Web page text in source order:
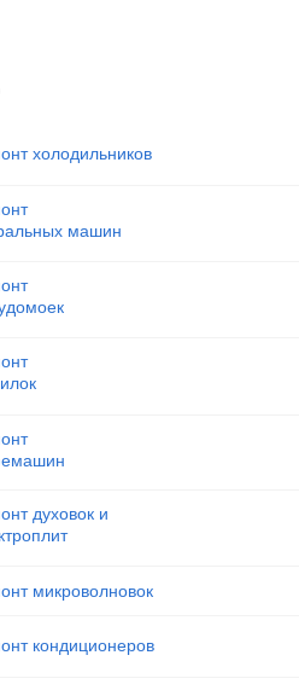
холодильников
машин
духовок и
микроволновок
кондиционеров